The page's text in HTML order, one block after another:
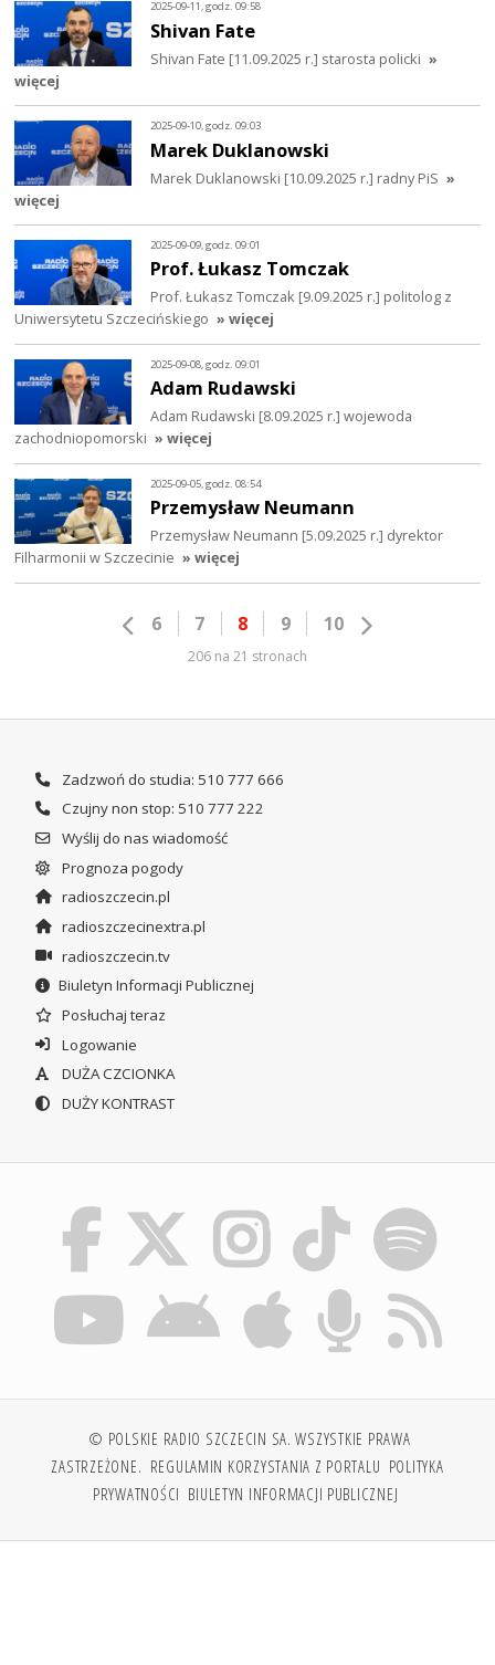
2025-09-11, godz. 09:58
Shivan Fate
Shivan Fate [11.09.2025 r.] starosta policki »
więcej
2025-09-10, godz. 09:03
Marek Duklanowski
Marek Duklanowski [10.09.2025 r.] radny PiS »
więcej
2025-09-09, godz. 09:01
Prof. Łukasz Tomczak
Prof. Łukasz Tomczak [9.09.2025 r.] politolog z
Uniwersytetu Szczecińskiego » więcej
2025-09-08, godz. 09:01
Adam Rudawski
Adam Rudawski [8.09.2025 r.] wojewoda
zachodniopomorski » więcej
2025-09-05, godz. 08:54
Przemysław Neumann
Przemysław Neumann [5.09.2025 r.] dyrektor
Filharmonii w Szczecinie » więcej
6 7 8 9 10
206 na 21 stronach
Zadzwoń do studia: 510 777 666
Czujny non stop: 510 777 222
Wyślij do nas wiadomość
Prognoza pogody
radioszczecin.pl
radioszczecinextra.pl
radioszczecin.tv
Biuletyn Informacji Publicznej
Posłuchaj teraz
Logowanie
DUŻA CZCIONKA
DUŻY KONTRAST
© POLSKIE RADIO SZCZECIN SA. WSZYSTKIE PRAWA
ZASTRZEŻONE. REGULAMIN KORZYSTANIA Z PORTALU POLITYKA
PRYWATNOŚCI BIULETYN INFORMACJI PUBLICZNEJ